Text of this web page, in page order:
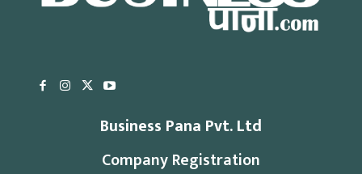
Business Pana Pvt. Ltd
Company Registration